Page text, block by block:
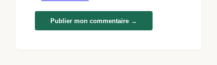
Publier mon commentaire →